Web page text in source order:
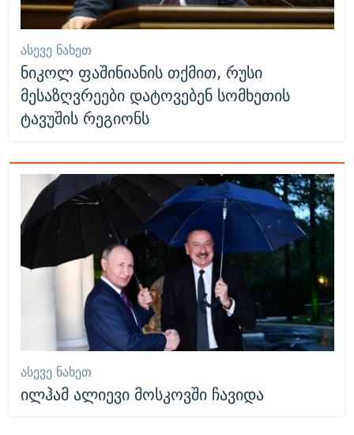
ᲐᲡᲔᲕᲔ ᲜᲐᲮᲔᲗ
ნიკოლ ფაშინიანის თქმით, რუსი
მესაზღვრეები დატოვებენ სომხეთის
ტავუშის რეგიონს
ᲐᲡᲔᲕᲔ ᲜᲐᲮᲔᲗ
ილჰამ ალიევი მოსკოვში ჩავიდა